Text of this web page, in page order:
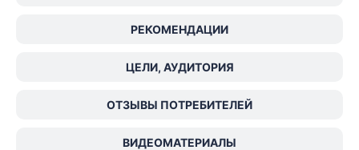
РЕКОМЕНДАЦИИ
ЦЕЛИ, АУДИТОРИЯ
ОТЗЫВЫ ПОТРЕБИТЕЛЕЙ
ВИДЕОМАТЕРИАЛЫ